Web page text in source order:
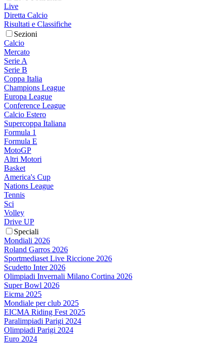
Live
Diretta Calcio
Risultati e Classifiche
Sezioni
Calcio
Mercato
Serie A
Serie B
Coppa Italia
Champions League
Europa League
Conference League
Calcio Estero
Supercoppa Italiana
Formula 1
Formula E
MotoGP
Altri Motori
Basket
America's Cup
Nations League
Tennis
Sci
Volley
Drive UP
Speciali
Mondiali 2026
Roland Garros 2026
Sportmediaset Live Riccione 2026
Scudetto Inter 2026
Olimpiadi Invernali Milano Cortina 2026
Super Bowl 2026
Eicma 2025
Mondiale per club 2025
EICMA Riding Fest 2025
Paralimpiadi Parigi 2024
Olimpiadi Parigi 2024
Euro 2024